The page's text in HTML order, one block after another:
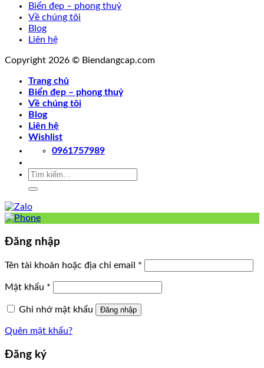
Biển đẹp – phong thuỷ
Về chúng tôi
Blog
Liên hệ
Copyright 2026 © Biendangcap.com
Trang chủ
Biển đẹp – phong thuỷ
Về chúng tôi
Blog
Liên hệ
Wishlist
0961757989
Tìm
Đăng nhập
Tên tài khoản hoặc địa chỉ email *
Mật khẩu *
Ghi nhớ mật khẩu Đăng nhập
Quên mật khẩu?
Đăng ký